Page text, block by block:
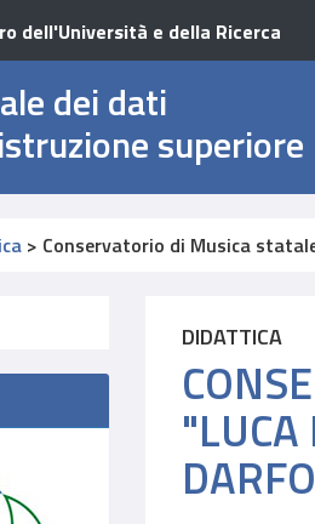
dell'Università e della Ricerca
dei dati
superiore
> Conservatorio di Musica
DIDATTICA